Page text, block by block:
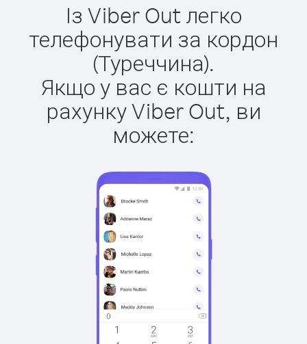
Із Viber Out легко
телефонувати за кордон
(Туреччина).
Якщо у вас є кошти на
рахунку Viber Out, ви
можете: